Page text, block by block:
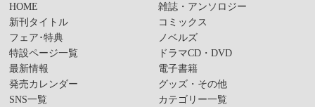
HOME
新刊タイトル
フェア･特典
特設ページ一覧
最新情報
発売カレンダー
SNS一覧
雑誌・アンソロジー
コミックス
ノベルズ
ドラマCD・DVD
電子書籍
グッズ・その他
カテゴリー一覧